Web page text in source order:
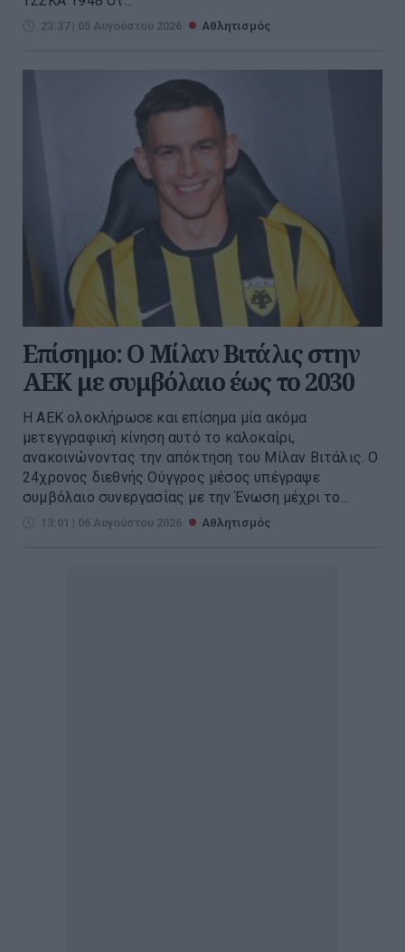
23:37 | 05 Αυγούστου 2026 Αθλητισμός
Επίσημο: Ο Μίλαν Βιτάλις στην
ΑΕΚ με συμβόλαιο έως το 2030
Η ΑΕΚ ολοκλήρωσε και επίσημα μία ακόμα
μετεγγραφική κίνηση αυτό το καλοκαίρι,
ανακοινώνοντας την απόκτηση του Μίλαν Βιτάλις. Ο
24χρονος διεθνής Ούγγρος μέσος υπέγραψε
συμβόλαιο συνεργασίας με την Ένωση μέχρι το...
13:01 | 06 Αυγούστου 2026 Αθλητισμός